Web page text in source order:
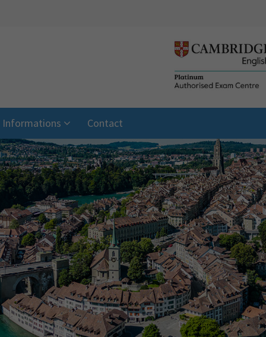
Informations Contact